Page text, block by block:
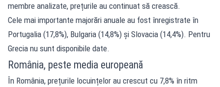
membre analizate, prețurile au continuat să crească.
Cele mai importante majorări anuale au fost înregistrate în
Portugalia (17,8%), Bulgaria (14,8%) și Slovacia (14,4%). Pentru
Grecia nu sunt disponibile date.
România, peste media europeană
În România, prețurile locuințelor au crescut cu 7,8% în ritm